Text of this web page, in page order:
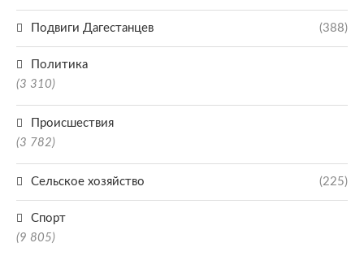
Подвиги Дагестанцев (388)
Политика
(3 310)
Происшествия
(3 782)
Сельское хозяйство (225)
Спорт
(9 805)